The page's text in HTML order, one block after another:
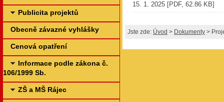
Publicita projektů
Obecně závazné vyhlášky
Cenová opatření
Informace podle zákona č.
106/1999 Sb.
ZŠ a MŠ Rájec
15. 1. 2025 [PDF, 62.86 KB]
Jste zde: Úvod > Dokumenty >